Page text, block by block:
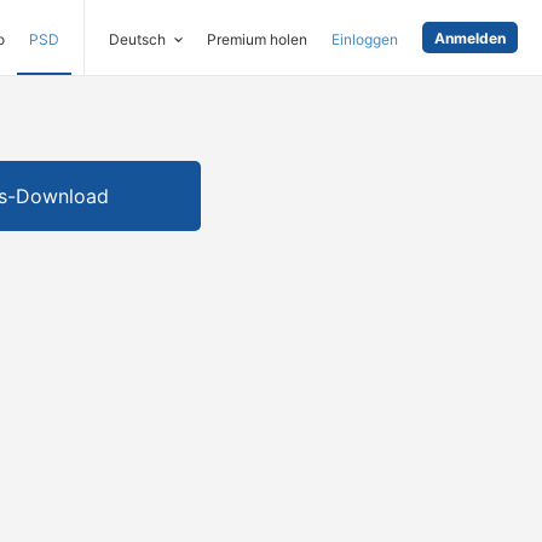
PSD Deutsch Premium holen Einloggen Anmelden
Download